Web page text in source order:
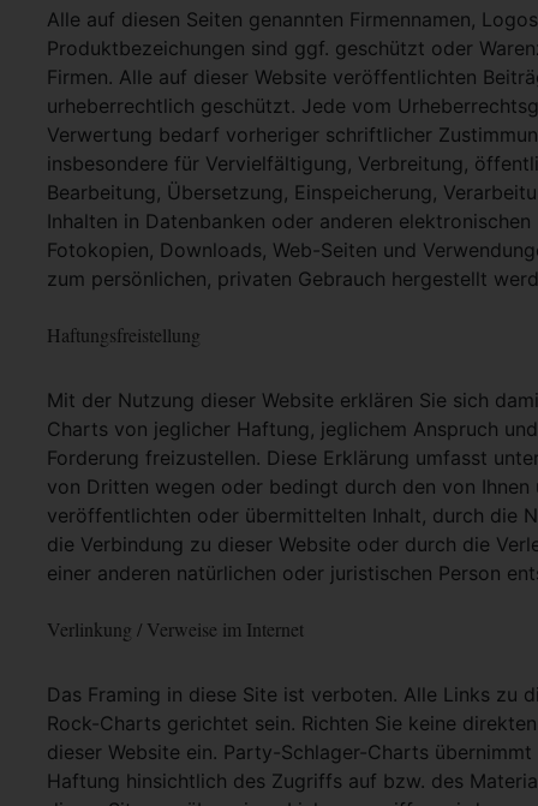
Alle auf diesen Seiten genannten Firmennamen,
Produktbezeichungen sind ggf. geschützt oder
Firmen. Alle auf dieser Website veröffentlichten
urheberrechtlich geschützt. Jede vom
Verwertung bedarf vorheriger schriftlicher
insbesondere für Vervielfältigung, Verbreitung,
Bearbeitung, Übersetzung, Einspeicherung,
Inhalten in Datenbanken oder anderen
Fotokopien, Downloads, Web-Seiten und
zum persönlichen, privaten Gebrauch hergestellt
Haftungsfreistellung
Mit der Nutzung dieser Website erklären Sie sich
Charts von jeglicher Haftung, jeglichem Anspruch
Forderung freizustellen. Diese Erklärung umfasst
von Dritten wegen oder bedingt durch den von Ihnen
veröffentlichten oder übermittelten Inhalt, durch die
die Verbindung zu dieser Website oder durch die
einer anderen natürlichen oder juristischen Person
Verlinkung / Verweise im Internet
Das Framing in diese Site ist verboten. Alle Links zu
Rock-Charts gerichtet sein. Richten Sie keine
dieser Website ein. Party-Schlager-Charts
Haftung hinsichtlich des Zugriffs auf bzw. des